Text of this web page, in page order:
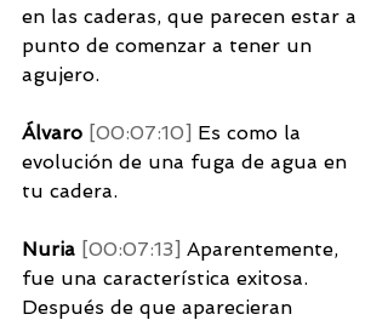
en las caderas, que parecen estar a
punto de comenzar a tener un
agujero.
Álvaro [00:07:10] Es como la
evolución de una fuga de agua en
tu cadera.
Nuria [00:07:13] Aparentemente,
fue una característica exitosa.
Después de que aparecieran